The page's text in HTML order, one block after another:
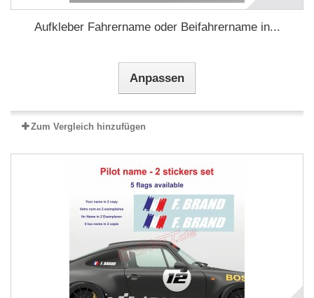
Aufkleber Fahrername oder Beifahrername in...
Anpassen
Zum Vergleich hinzufügen